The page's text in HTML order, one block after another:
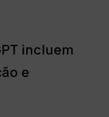
incluem
e